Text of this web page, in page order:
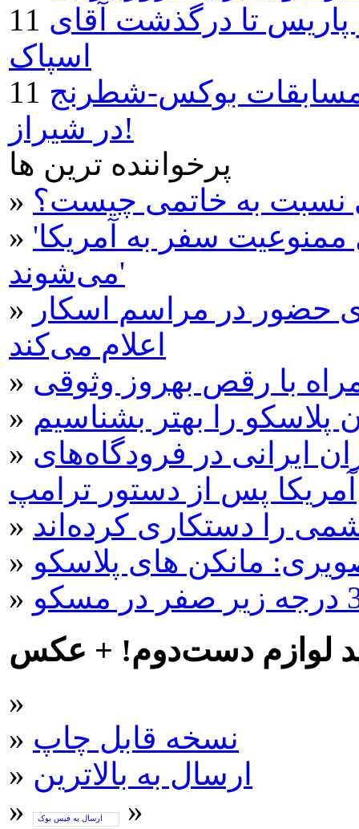
پاریس تا درگذشت آقای
اسپاک
مسابقات بوکس-شطرنج
در شیراز!
پرخواننده ترین ها
» نسبت به خاتمی چیست؟
» 'دارندگان گرین کارت هم مشمول ممنوعیت سفر به آمریکا
می‌شوند'
» حضور در مراسم اسکار
اعلام می‌کند
» با رقص بهروز وثوقی
» را بهتر بشناسیم
» ایرانی در فرودگاه‌های
آمریکا پس از دستور ترامپ
» را دستکاری کرده‌اند
»
»
لوازم دست‌دوم! + عکس
»
» نسخه قابل چاپ
» ارسال به بالاترین
»
ارسال به فیس بوک »